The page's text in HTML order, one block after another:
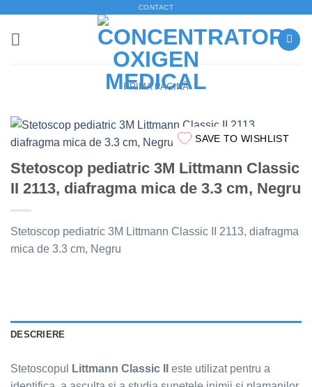
content
CONTACT
PRIMA PAGINĂ
SAVE TO WISHLIST
Stetoscop pediatric 3M Littmann Classic
II 2113, diafragma mica de 3.3 cm, Negru
Stetoscop pediatric 3M Littmann Classic II 2113, diafragma
mica de 3.3 cm, Negru
DESCRIERE
Stetoscopul Littmann Classic II
este utilizat pentru a